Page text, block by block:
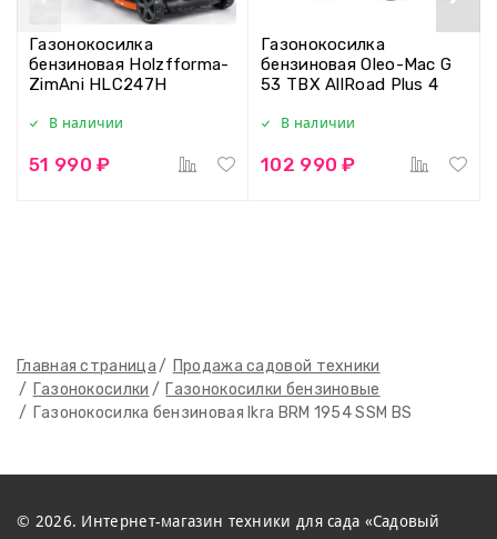
Главная страница
Продажа садовой техники
Газонокосилки
Газонокосилки бензиновые
Газонокосилка бензиновая Ikra BRM 1954 SSM BS
Газонокосилка
бензиновая Holzfforma-
ZimAni HLC247H
В наличии
51 990 ₽
Газонокосилка
бензиновая Oleo-Mac G
53 TBX AllRoad Plus 4
В наличии
102 990 ₽
© 2026. Интернет-магазин техники для сада «Садовый